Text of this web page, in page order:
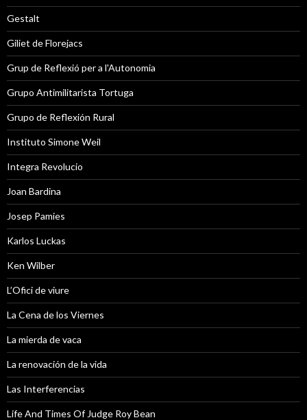
Gestalt
Giliet de Florejacs
Grup de Reflexió per a l'Autonomia
Grupo Antimilitarista Tortuga
Grupo de Reflexión Rural
Instituto Simone Weil
Integra Revolucio
Joan Bardina
Josep Pamies
Karlos Luckas
Ken Wilber
L’Ofici de viure
La Cena de los Viernes
La mierda de vaca
La renovación de la vida
Las Interferencias
Life And Times Of Judge Roy Bean